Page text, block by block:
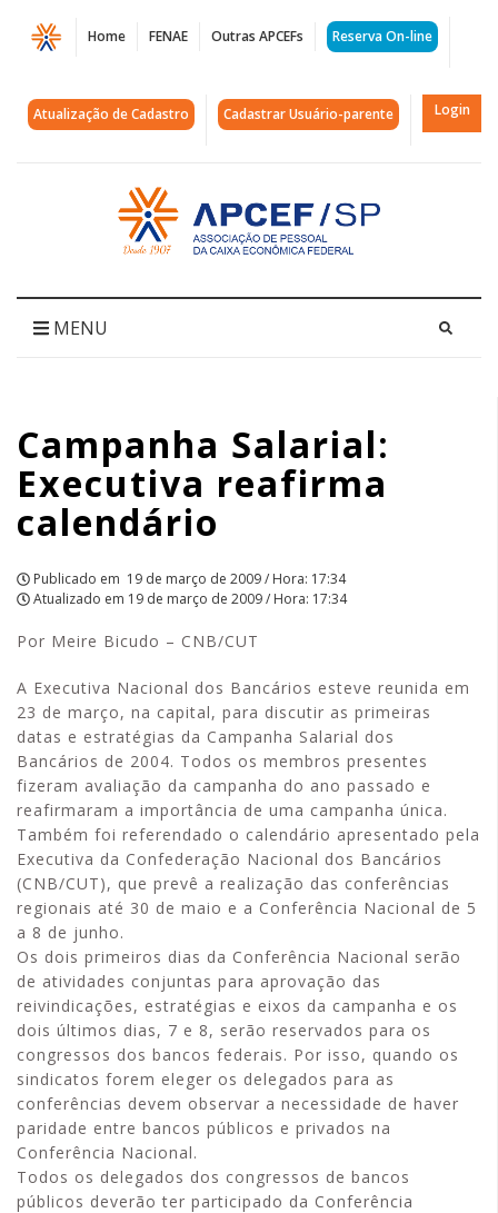
Página
Campanha
Salarial:
reafirma
calendário
APCEF/SP
Home FENAE Outras APCEFs Reserva On-line
Atualização de Cadastro Cadastrar Usuário-parente Login
Acessar
página
inicial
MENU
Campanha Salarial:
Executiva reafirma
calendário
Publicado em 19 de março de 2009 / Hora: 17:34
Atualizado em 19 de março de 2009 / Hora: 17:34
Por Meire Bicudo – CNB/CUT
A Executiva Nacional dos Bancários esteve reunida em
23 de março, na capital, para discutir as primeiras
datas e estratégias da Campanha Salarial dos
Bancários de 2004. Todos os membros presentes
fizeram avaliação da campanha do ano passado e
reafirmaram a importância de uma campanha única.
Também foi referendado o calendário apresentado pela
Executiva da Confederação Nacional dos Bancários
(CNB/CUT), que prevê a realização das conferências
regionais até 30 de maio e a Conferência Nacional de 5
a 8 de junho.
Os dois primeiros dias da Conferência Nacional serão
de atividades conjuntas para aprovação das
reivindicações, estratégias e eixos da campanha e os
dois últimos dias, 7 e 8, serão reservados para os
congressos dos bancos federais. Por isso, quando os
sindicatos forem eleger os delegados para as
conferências devem observar a necessidade de haver
paridade entre bancos públicos e privados na
Conferência Nacional.
Todos os delegados dos congressos de bancos
públicos deverão ter participado da Conferência